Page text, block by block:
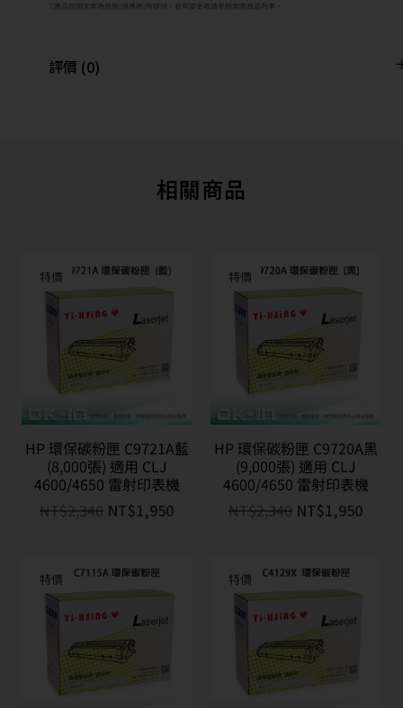
7.商品說明文案為原廠(供應商)所提供，若有變更敬請參照實際商品為準。
評價 (0)
相關商品
特價
HP 環保碳粉匣 C9721A藍
(8,000張) 適用 CLJ
4600/4650 雷射印表機
NT$2,340 NT$1,950
特價
HP 環保碳粉匣 C9720A黑
(9,000張) 適用 CLJ
4600/4650 雷射印表機
NT$2,340 NT$1,950
特價 特價